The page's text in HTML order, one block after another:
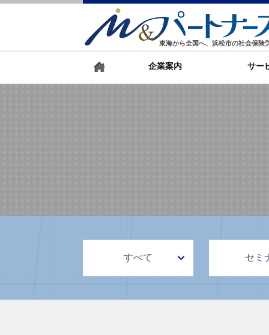
東海から全国へ、浜松市の社会保険
企業案内 サー
すべて セミ